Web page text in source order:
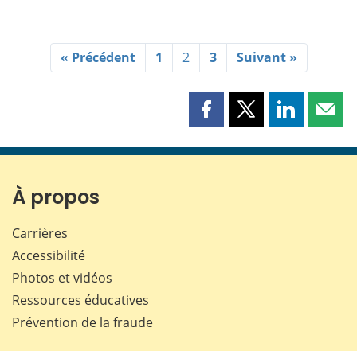
« Précédent 1 2 3 Suivant »
Partager
page
Partager
page
Partager
page page
À propos
Carrières
Accessibilité
Photos et vidéos
Ressources éducatives
Prévention de la fraude